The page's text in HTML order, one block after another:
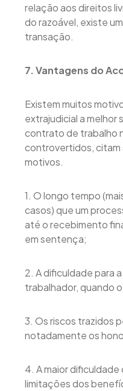
relação aos direitos
do razoável, existe
transação.
7. Vantagens do
Existem muitos
extrajudicial a melhor
contrato de trabalho
controvertidos, citam
motivos.
1. O longo tempo
casos) que um
até o recebimento
em sentença;
2. A dificuldade para
trabalhador, quando
3. Os riscos trazidos
notadamente os
4. A maior
limitações dos